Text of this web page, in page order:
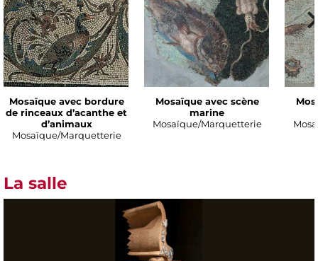
Mosaïque avec bordure
de rinceaux d’acanthe et
d’animaux
Mosaïque/Marquetterie
Mosaïque avec scène
marine
Mosaïque/Marquetterie
La salle